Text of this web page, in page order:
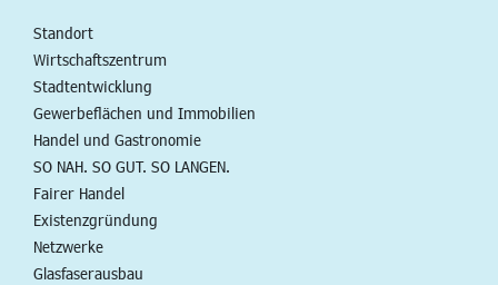
Standort
Wirtschaftszentrum
Stadtentwicklung
Gewerbeflächen und Immobilien
Handel und Gastronomie
SO NAH. SO GUT. SO LANGEN.
Fairer Handel
Existenzgründung
Netzwerke
Glasfaserausbau